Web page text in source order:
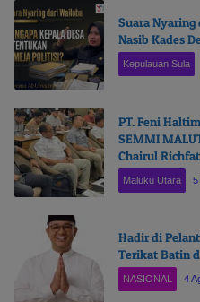
Suara
Nasib Kades
Kepulauan Sula
PT. Feni
SEMMI
Chairul Richfat
Maluku Utara 5
Hadir di
Terikat Batin
NASIONAL 4